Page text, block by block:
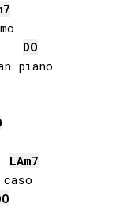
DO
piano
LAm7